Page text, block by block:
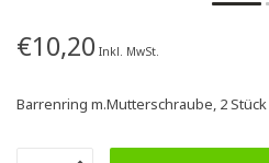
€10,20 Inkl. MwSt.
Barrenring m.Mutterschraube, 2 Stück